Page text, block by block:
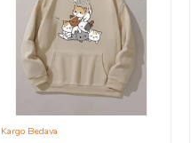
Kargo Bedava